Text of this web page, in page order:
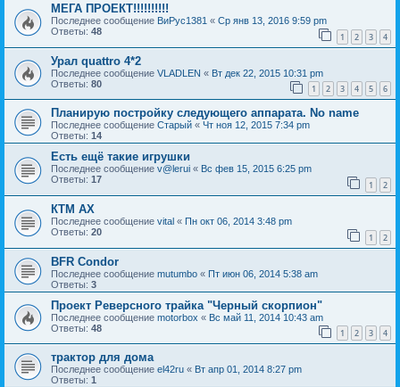
МЕГА ПРОЕКТ!!!!!!!!!!
Последнее сообщение ВиРус1381 « Ср янв 13, 2016 9:59 pm
Ответы: 48 1 2 3 4
Урал quattro 4*2
Последнее сообщение VLADLEN « Вт дек 22, 2015 10:31 pm
Ответы: 80 1 2 3 4 5 6
Планирую постройку следующего аппарата. No name
Последнее сообщение Старый « Чт ноя 12, 2015 7:34 pm
Ответы: 14
Есть ещё такие игрушки
Последнее сообщение v@lerui « Вс фев 15, 2015 6:25 pm
Ответы: 17 1 2
КТМ АХ
Последнее сообщение vital « Пн окт 06, 2014 3:48 pm
Ответы: 20 1 2
BFR Condor
Последнее сообщение mutumbo « Пт июн 06, 2014 5:38 am
Ответы: 3
Проект Реверсного трайка "Черный скорпион"
Последнее сообщение motorbox « Вс май 11, 2014 10:43 am
Ответы: 48 1 2 3 4
трактор для дома
Последнее сообщение el42ru « Вт апр 01, 2014 8:27 pm
Ответы: 1